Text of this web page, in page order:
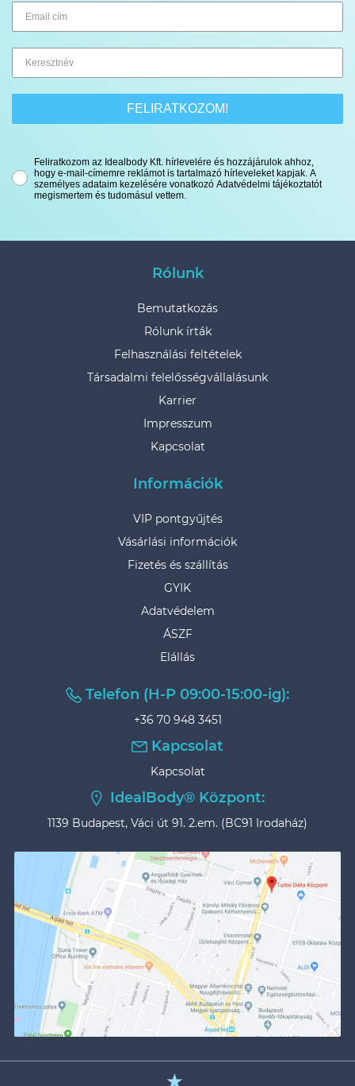
FELIRATKOZOM!
Feliratkozom az Idealbody Kft. hírlevelére és hozzájárulok ahhoz,
hogy e-mail-címemre reklámot is tartalmazó hírleveleket kapjak. A
személyes adataim kezelésére vonatkozó Adatvédelmi tájékoztatót
megismertem és tudomásul vettem.
Rólunk
Bemutatkozás
Rólunk írták
Felhasználási feltételek
Társadalmi felelősségvállalásunk
Karrier
Impresszum
Kapcsolat
Információk
VIP pontgyűjtés
Vásárlási információk
Fizetés és szállítás
GYIK
Adatvédelem
ÁSZF
Elállás
Telefon (H-P 09:00-15:00-ig):
+36 70 948 3451
Kapcsolat
Kapcsolat
IdealBody® Központ:
1139 Budapest, Váci út 91. 2.em. (BC91 Irodaház)